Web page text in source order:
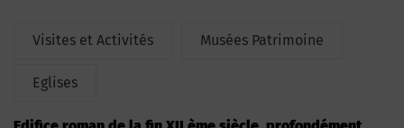
Visites et Activités Musées Patrimoine
Eglises